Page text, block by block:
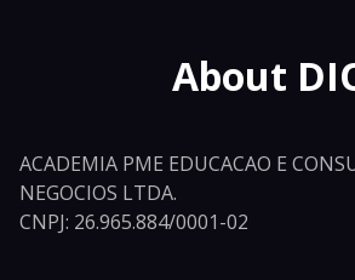
About
ACADEMIA PME EDUCACAO E
NEGOCIOS LTDA.
CNPJ: 26.965.884/0001-02